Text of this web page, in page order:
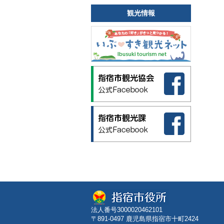
観光情報
法人番号3000020462101
〒891-0497 鹿児島県指宿市十町2424